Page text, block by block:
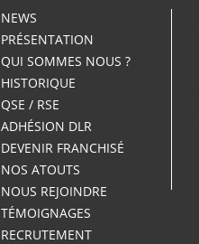
NEWS
PRÉSENTATION
QUI SOMMES NOUS ?
HISTORIQUE
QSE / RSE
ADHÉSION DLR
DEVENIR FRANCHISÉ
NOS ATOUTS
NOUS REJOINDRE
TÉMOIGNAGES
RECRUTEMENT